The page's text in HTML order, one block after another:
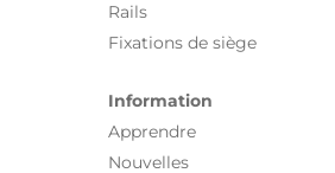
Rails
Fixations de siège
Information
Apprendre
Nouvelles